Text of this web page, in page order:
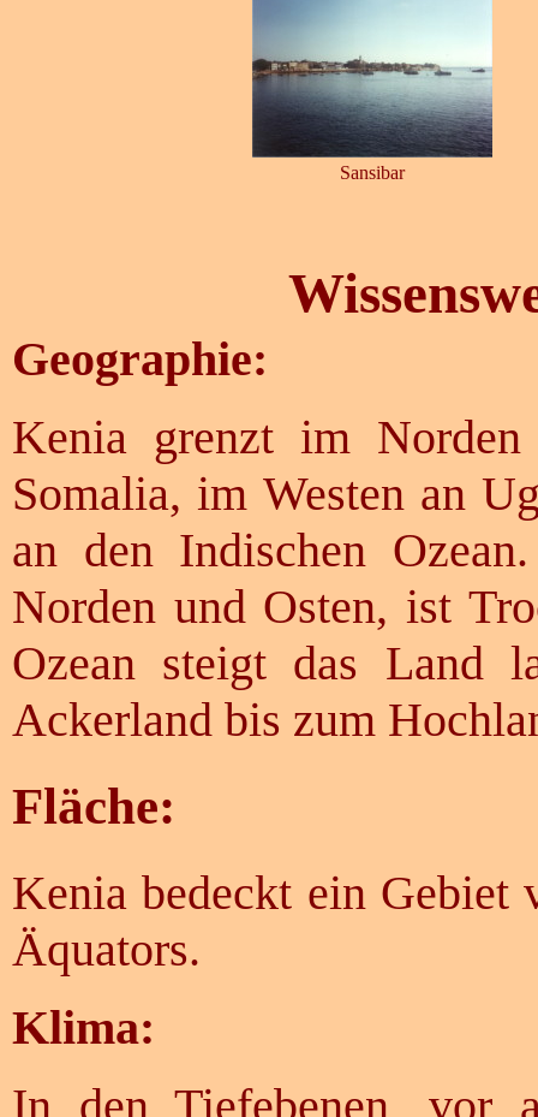
Sansibar
Geographie:
Kenia grenzt im
Somalia, im Westen an
an den Indischen
Norden und Osten, ist
Ozean steigt das Land
Ackerland bis zum
Fläche:
Kenia bedeckt ein Gebiet
Äquators.
Klima:
In den Tiefebenen, vor